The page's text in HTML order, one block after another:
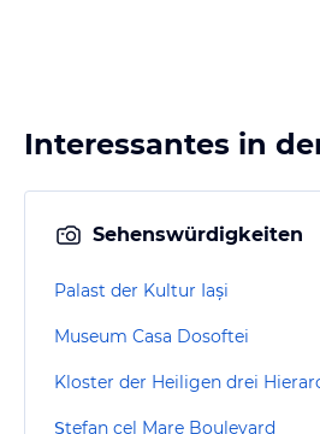
Interessantes in
Sehenswürdigkeiten
Palast der Kultur Iași
Museum Casa Dosoftei
Kloster der Heiligen drei
Ștefan cel Mare Boulevard